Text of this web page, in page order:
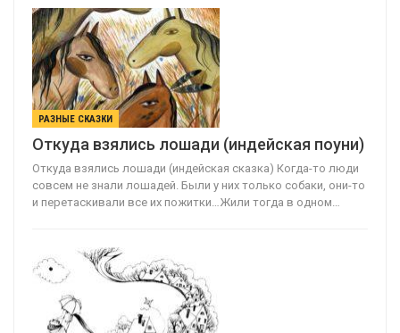
РАЗНЫЕ СКАЗКИ
Откуда взялись лошади (индейская поуни)
Откуда взялись лошади (индейская сказка) Когда-то люди
совсем не знали лошадей. Были у них только собаки, они-то
и перетаскивали все их пожитки…Жили тогда в одном…